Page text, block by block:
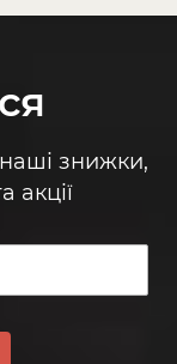
знижки,
акції